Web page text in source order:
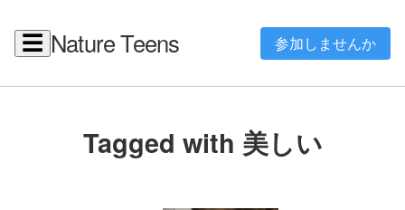
☰ Nature Teens 参加しませんか
Tagged with 美しい